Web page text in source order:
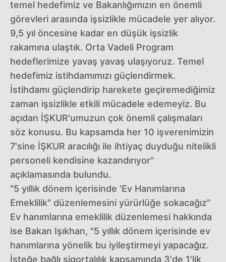
temel hedefimiz ve Bakanlığımızın en önemli
görevleri arasında işsizlikle mücadele yer alıyor.
9,5 yıl öncesine kadar en düşük işsizlik
rakamına ulaştık. Orta Vadeli Program
hedeflerimize yavaş yavaş ulaşıyoruz. Temel
hedefimiz istihdamımızı güçlendirmek.
İstihdamı güçlendirip harekete geçiremediğimiz
zaman işsizlikle etkili mücadele edemeyiz. Bu
açıdan İŞKUR'umuzun çok önemli çalışmaları
söz konusu. Bu kapsamda her 10 işverenimizin
7'sine İŞKUR aracılığı ile ihtiyaç duyduğu nitelikli
personeli kendisine kazandırıyor"
açıklamasında bulundu.
"5 yıllık dönem içerisinde 'Ev Hanımlarına
Emeklilik" düzenlemesini yürürlüğe sokacağız"
Ev hanımlarına emeklilik düzenlemesi hakkında
ise Bakan Işıkhan, "5 yıllık dönem içerisinde ev
hanımlarına yönelik bu iyileştirmeyi yapacağız.
İsteğe bağlı sigortalılık kapsamında 3'de 1'lik